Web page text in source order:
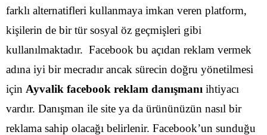
farklı alternatifleri kullanmaya imkan veren platform,
kişilerin de bir tür sosyal öz geçmişleri gibi
kullanılmaktadır. Facebook bu açıdan reklam vermek
adına iyi bir mecradır ancak sürecin doğru yönetilmesi
için Ayvalik facebook reklam danışmanı ihtiyacı
vardır. Danışman ile site ya da ürününüzün nasıl bir
reklama sahip olacağı belirlenir. Facebook’un sunduğu